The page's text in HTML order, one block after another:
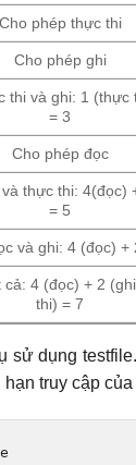
Cho phép thực thi
Cho phép ghi
thi và ghi: 1 (thực
= 3
Cho phép đọc
thực thi: 4(đọc)
= 5
và ghi: 4 (đọc) +
cả: 4 (đọc) + 2
thi) = 7
sử dụng
truy cập